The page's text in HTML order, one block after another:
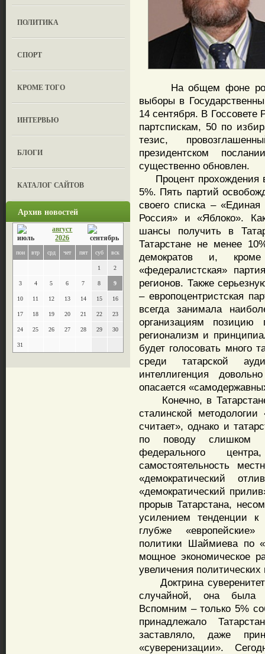
ПОЛИТИКА
СПОРТ
КРОМЕ ТОГО
ИНТЕРВЬЮ
БЛОГИ
КАТАЛОГ САЙТОВ
Архив новостей
август
2026
пон втр срд чет пят суб вск
1 2
3 4 5 6 7 8 9
10 11 12 13 14 15 16
17 18 19 20 21 22 23
24 25 26 27 28 29 30
31
На общем фоне
выборы в
14 сентября. В Госсовете
партспискам, 50 по
тезис,
президентском
существенно обновлен.
Процент прохождения
5%. Пять партий
своего списка –
Россия» и «Яблоко».
шансы получить в
Татарстане не менее
демократов и,
«федералистская»
регионов. Также
– европоцентристская
всегда занимала
организациям
регионализм и
будет голосовать много
среди татарской
интеллигенция
опасается
Конечно, в Татарстане
сталинской
считает», однако и
по поводу слишком
федерального
самостоятельность
«демократический
«демократический
прорыв Татарстана,
усилением тенденции к
глубже
политики Шаймиева по
мощное экономическое
увеличения политических
Доктрина
случайной, она была
Вспомним – только 5%
принадлежало
заставляло, даже
«суверенизации».